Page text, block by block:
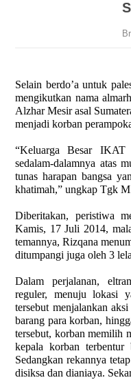
Selain berdo’a untuk
mengikutkan nama
Alzhar Mesir asal
menjadi korban
“Keluarga Besar IKAT
sedalam-dalamnya atas
tunas harapan bangsa
khatimah,” ungkap Tgk
Diberitakan, peristiwa
Kamis, 17 Juli 2014,
temannya, Rizqana
ditumpangi juga oleh 3
Dalam perjalanan,
reguler, menuju lokasi
tersebut menjalankan
barang para korban,
tersebut, korban memilih
kepala korban
Sedangkan rekannya
disiksa dan dianiaya.